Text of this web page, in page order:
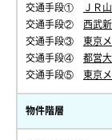
交通手段① ＪＲ
交通手段② 西武
交通手段③ 東京
交通手段④ 都営
交通手段⑤ 東京
物件階層